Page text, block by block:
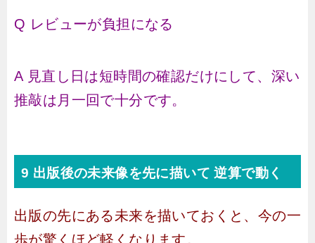
Q レビューが負担になる
A 見直し日は短時間の確認だけにして、深い
推敲は月一回で十分です。
9 出版後の未来像を先に描いて 逆算で動く
出版の先にある未来を描いておくと、今の一
歩が驚くほど軽くなります。